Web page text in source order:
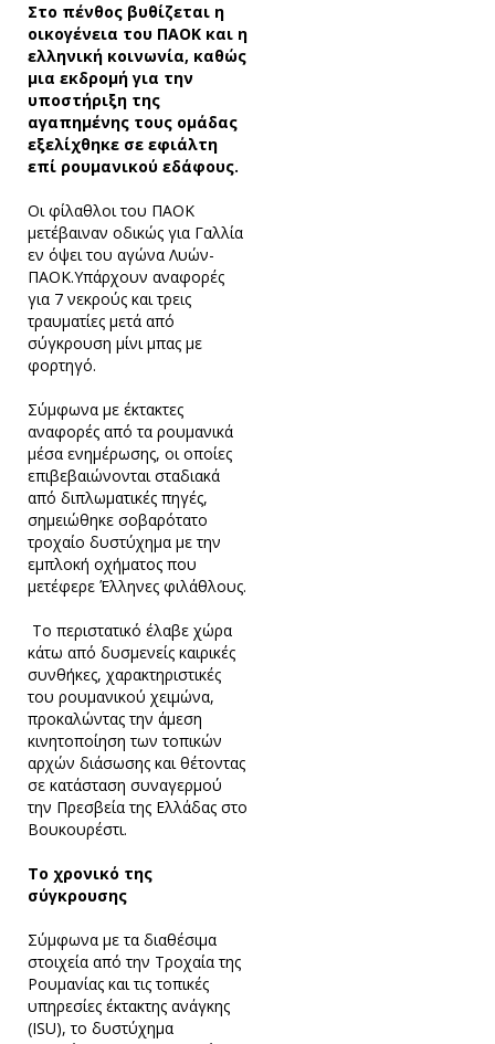
Στο πένθος βυθίζεται η
οικογένεια του ΠΑΟΚ και η
ελληνική κοινωνία, καθώς
μια εκδρομή για την
υποστήριξη της
αγαπημένης τους ομάδας
εξελίχθηκε σε εφιάλτη
επί ρουμανικού εδάφους.
Οι φίλαθλοι του ΠΑΟΚ
μετέβαιναν οδικώς για Γαλλία
εν όψει του αγώνα Λυών-
ΠΑΟΚ.Υπάρχουν αναφορές
για 7 νεκρούς και τρεις
τραυματίες μετά από
σύγκρουση μίνι μπας με
φορτηγό.
Σύμφωνα με έκτακτες
αναφορές από τα ρουμανικά
μέσα ενημέρωσης, οι οποίες
επιβεβαιώνονται σταδιακά
από διπλωματικές πηγές,
σημειώθηκε σοβαρότατο
τροχαίο δυστύχημα με την
εμπλοκή οχήματος που
μετέφερε Έλληνες φιλάθλους.
Το περιστατικό έλαβε χώρα
κάτω από δυσμενείς καιρικές
συνθήκες, χαρακτηριστικές
του ρουμανικού χειμώνα,
προκαλώντας την άμεση
κινητοποίηση των τοπικών
αρχών διάσωσης και θέτοντας
σε κατάσταση συναγερμού
την Πρεσβεία της Ελλάδας στο
Βουκουρέστι.
Το χρονικό της
σύγκρουσης
Σύμφωνα με τα διαθέσιμα
στοιχεία από την Τροχαία της
Ρουμανίας και τις τοπικές
υπηρεσίες έκτακτης ανάγκης
(ISU), το δυστύχημα